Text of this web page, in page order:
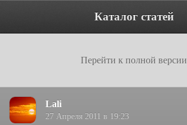
Каталог статей
Перейти к полной версии
Lali
27 Апреля 2011 в 19:23